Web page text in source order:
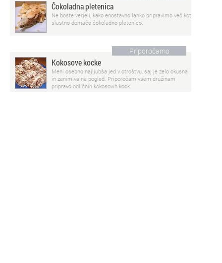
Čokoladna pletenica
Ne boste verjeli, kako enostavno lahko pripravimo več kot
slastno domačo čokoladno pletenico.
Priporočamo
Kokosove kocke
Meni osebno najljubša jed v otroštvu, saj je zelo okusna
in zanimiva na pogled. Priporočam vsem družinam
pripravo odličnih kokosovih kock.